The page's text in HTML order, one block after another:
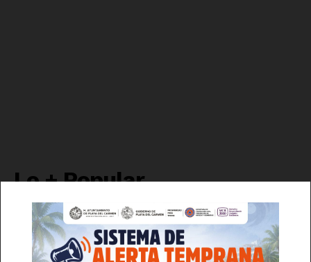
Lo + Popular
Acuerdan liberación de 1000 toneladas
de aguacate